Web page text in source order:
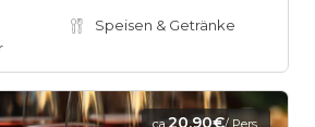
Speisen & Getränke
ca.20,90€/ Pers.